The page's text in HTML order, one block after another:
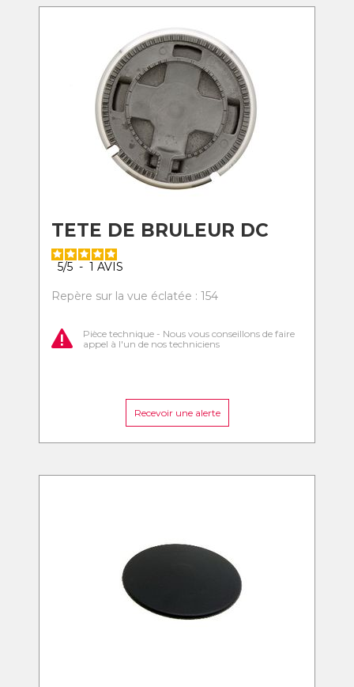
TETE DE BRULEUR DC
5/5 - 1 AVIS
Repère sur la vue éclatée : 154
Pièce technique - Nous vous conseillons de faire
appel à l'un de nos techniciens
Recevoir une alerte